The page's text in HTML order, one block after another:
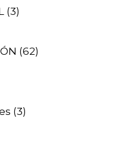
(3)
(62)
(3)